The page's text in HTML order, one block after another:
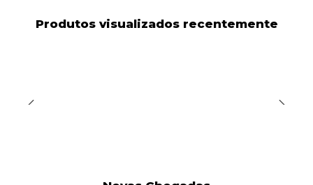
Produtos visualizados recentemente